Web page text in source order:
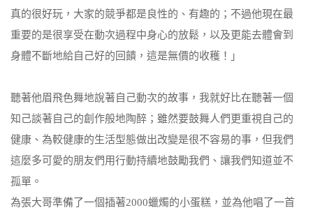
真的很好玩，大家的競爭都是良性的、有趣的；不過他現在最
重要的是很享受在動次過程中身心的放鬆，以及更能去體會到
身體不斷地給自己好的回饋，這是無價的收穫！」
聽著他眉飛色舞地說著自己動次的故事，我就好比在聽著一個
知己談著自己的創作般地陶醉；雖然要鼓舞人們更重視自己的
健康、為較健康的生活型態做出改變是很不容易的事，但我們
這麼多可愛的朋友們用行動持續地鼓勵我們、讓我們知道並不
孤單。
為張大哥準備了一個插著2000蠟燭的小蛋糕，並為他唱了一首